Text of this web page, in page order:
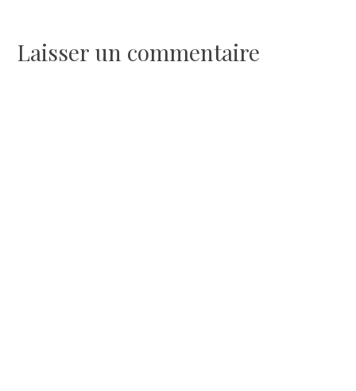
l’article
Laisser un commentaire